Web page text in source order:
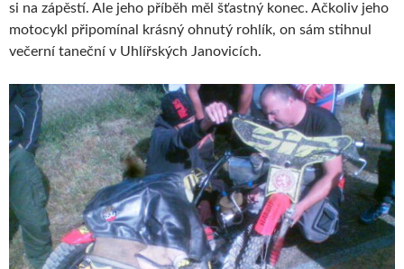
si na zápěstí. Ale jeho příběh měl šťastný konec. Ačkoliv jeho
motocykl připomínal krásný ohnutý rohlík, on sám stihnul
večerní taneční v Uhlířských Janovicích.